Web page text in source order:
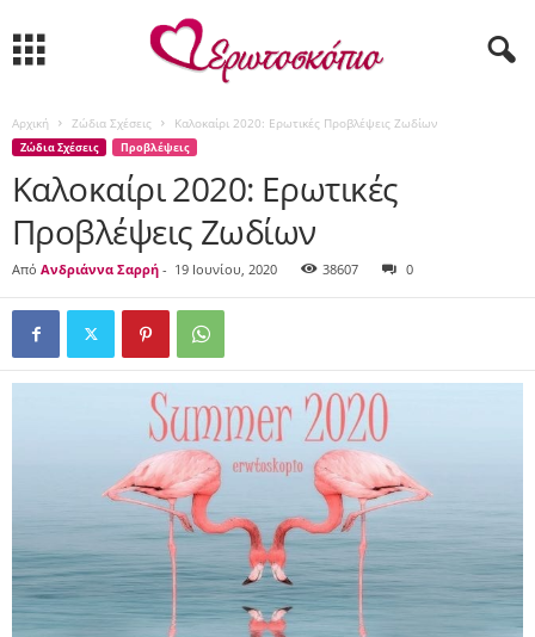
Αρχική Ζώδια Σχέσεις Καλοκαίρι 2020: Ερωτικές Προβλέψεις Ζωδίων
Ζώδια Σχέσεις Προβλέψεις
Καλοκαίρι 2020: Ερωτικές
Προβλέψεις Ζωδίων
Από Ανδριάννα Σαρρή - 19 Ιουνίου, 2020 38607 0